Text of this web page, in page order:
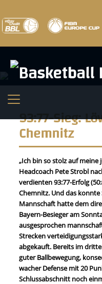
93:77-Sieg:
Chemnitz
„Ich bin so stolz auf meine
Headcoach Pete Strobl
verdienten 93:77-Erfolg
Chemnitz. Und das
Mannschaft hatte dem
Bayern-Besieger am
ausgesprochen
Strecken
abgekauft. Bereits im
guter Ballbewegung,
wacher Defense mit 20
Schlussabschnitt noch